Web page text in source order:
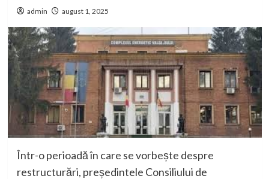
admin august 1, 2025
Într-o perioadă în care se vorbește despre
restructurări, președintele Consiliului de